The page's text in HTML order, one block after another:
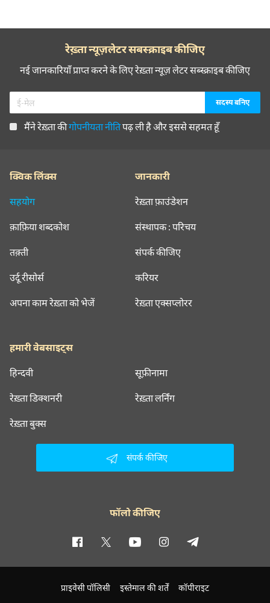
रेख़्ता न्यूज़लेटर सबस्क्राइब कीजिए
नई जानकारियाँ प्राप्त करने के लिए रेख़्ता न्यूज़ लेटर सब्स्क्राइब कीजिए
मैंने रेख़्ता कीगोपनीयता नीतिपढ़ ली है और इससे सहमत हूँ
क्विक लिंक्स
सहयोग
क़ाफ़िया शब्दकोश
तक़्ती
उर्दू रीसोर्स
अपना काम रेख़्ता को भेजें
जानकारी
रेख़्ता फ़ाउंडेशन
संस्थापक : परिचय
संपर्क कीजिए
करियर
रेख़्ता एक्सप्लोरर
हमारी वेबसाइट्स
हिन्दवी सूफ़ीनामा
रेख़्ता डिक्शनरी रेख़्ता लर्निंग
रेख़्ता बुक्स
संपर्क कीजिए
फॉलो कीजिए
प्राइवेसी पॉलिसी इस्तेमाल की शर्तें कॉपीराइट